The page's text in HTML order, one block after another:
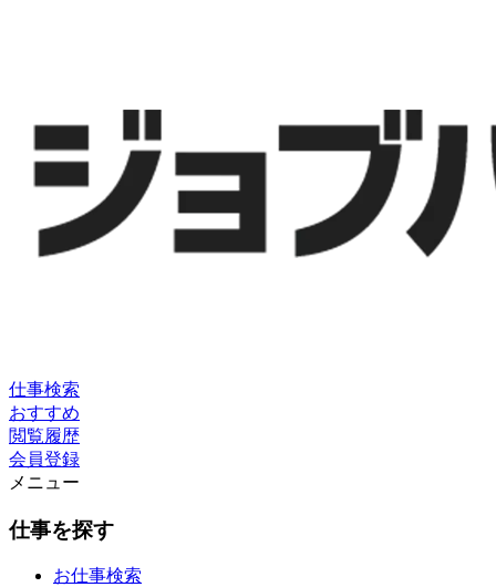
仕事検索
おすすめ
閲覧履歴
会員登録
メニュー
仕事を探す
お仕事検索